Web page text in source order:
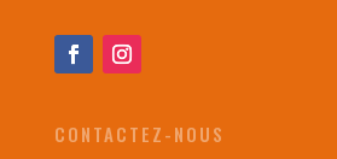
CONTACTEZ-NOUS